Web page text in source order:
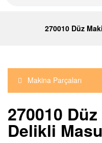
270010 Düz
Makina Parçaları
270010
Delikli